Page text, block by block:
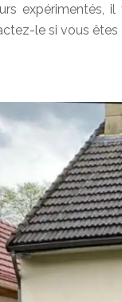
expérimentés,
le si vous êtes